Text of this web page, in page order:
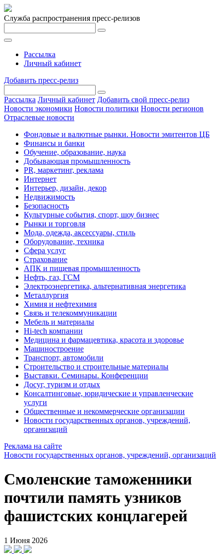
Служба распространения пресс-релизов
Рассылка
Личный кабинет
Добавить пресс-релиз
Рассылка Личный кабинет Добавить свой пресс-релиз
Новости экономики Новости политики Новости регионов
Отраслевые новости
Фондовые и валютные рынки. Новости эмитентов ЦБ
Финансы и банки
Обучение, образование, наука
Добывающая промышленность
PR, маркетинг, реклама
Интернет
Интерьер, дизайн, декор
Недвижимость
Безопасность
Культурные события, спорт, шоу бизнес
Рынки и торговля
Мода, одежда, аксессуары, стиль
Оборудование, техника
Сфера услуг
Страхование
АПК и пищевая промышленность
Нефть, газ, ГСМ
Электроэнергетика, альтернативная энергетика
Металлургия
Химия и нефтехимия
Связь и телекоммуникации
Мебель и материалы
Hi-tech компании
Медицина и фармацевтика, красота и здоровье
Машиностроение
Транспорт, автомобили
Строительство и строительные материалы
Выставки. Семинары. Конференции
Досуг, туризм и отдых
Консалтинговые, юридические и управленческие
услуги
Общественные и некоммерческие организации
Новости государственных органов, учреждений,
организаций
Реклама на сайте
Новости государственных органов, учреждений, организаций
Смоленские таможенники
почтили память узников
фашистских концлагерей
1 Июня 2026